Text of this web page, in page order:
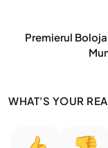
Premierul
WHAT'S YOUR